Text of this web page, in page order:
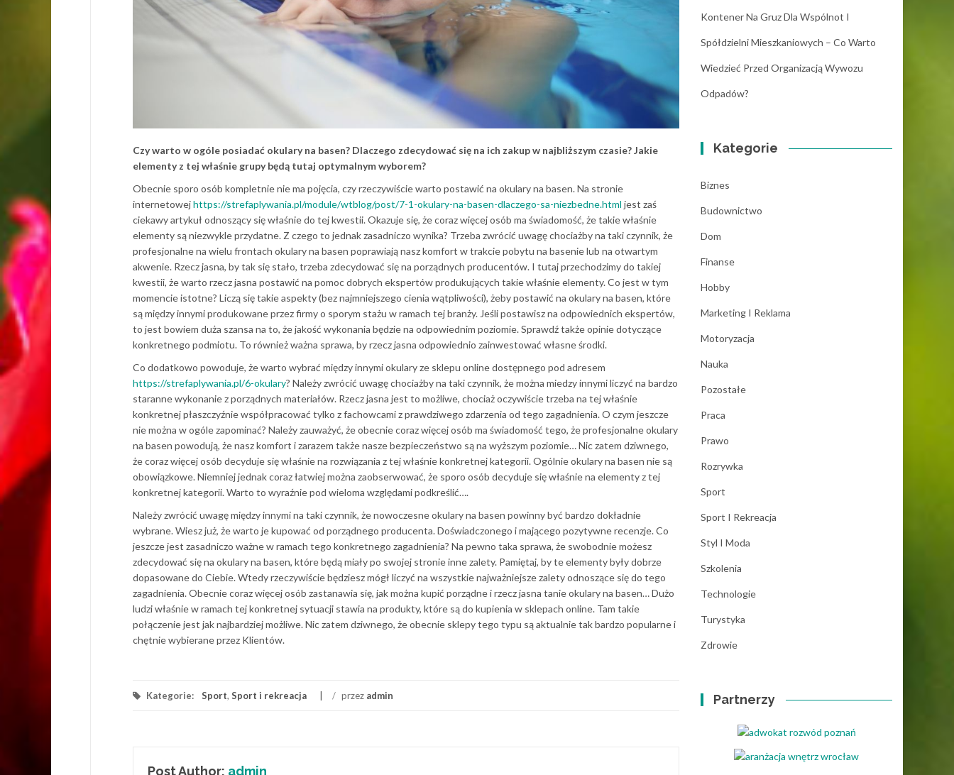
Czy warto w ogóle posiadać okulary na basen? Dlaczego zdecydować się na ich zakup w najbliższym czasie? Jakie
elementy z tej właśnie grupy będą tutaj optymalnym wyborem?
Obecnie sporo osób kompletnie nie ma pojęcia, czy rzeczywiście warto postawić na okulary na basen. Na stronie
internetowejhttps://strefaplywania.pl/module/wtblog/post/7-1-okulary-na-basen-dlaczego-sa-niezbedne.html jest zaś
ciekawy artykuł odnoszący się właśnie do tej kwestii. Okazuje się, że coraz więcej osób ma świadomość, że takie właśnie
elementy są niezwykle przydatne. Z czego to jednak zasadniczo wynika? Trzeba zwrócić uwagę chociażby na taki czynnik, że
profesjonalne na wielu frontach okulary na basen poprawiają nasz komfort w trakcie pobytu na basenie lub na otwartym
akwenie. Rzecz jasna, by tak się stało, trzeba zdecydować się na porządnych producentów. I tutaj przechodzimy do takiej
kwestii, że warto rzecz jasna postawić na pomoc dobrych ekspertów produkujących takie właśnie elementy. Co jest w tym
momencie istotne? Liczą się takie aspekty (bez najmniejszego cienia wątpliwości), żeby postawić na okulary na basen, które
są między innymi produkowane przez firmy o sporym stażu w ramach tej branży. Jeśli postawisz na odpowiednich ekspertów,
to jest bowiem duża szansa na to, że jakość wykonania będzie na odpowiednim poziomie. Sprawdź także opinie dotyczące
konkretnego podmiotu. To również ważna sprawa, by rzecz jasna odpowiednio zainwestować własne środki.
Co dodatkowo powoduje, że warto wybrać między innymi okulary ze sklepu online dostępnego pod adresem
https://strefaplywania.pl/6-okulary? Należy zwrócić uwagę chociażby na taki czynnik, że można miedzy innymi liczyć na bardzo
staranne wykonanie z porządnych materiałów. Rzecz jasna jest to możliwe, chociaż oczywiście trzeba na tej właśnie
konkretnej płaszczyźnie współpracować tylko z fachowcami z prawdziwego zdarzenia od tego zagadnienia. O czym jeszcze
nie można w ogóle zapominać? Należy zauważyć, że obecnie coraz więcej osób ma świadomość tego, że profesjonalne okulary
na basen powodują, że nasz komfort i zarazem także nasze bezpieczeństwo są na wyższym poziomie… Nic zatem dziwnego,
że coraz więcej osób decyduje się właśnie na rozwiązania z tej właśnie konkretnej kategorii. Ogólnie okulary na basen nie są
obowiązkowe. Niemniej jednak coraz łatwiej można zaobserwować, że sporo osób decyduje się właśnie na elementy z tej
konkretnej kategorii. Warto to wyraźnie pod wieloma względami podkreślić….
Należy zwrócić uwagę między innymi na taki czynnik, że nowoczesne okulary na basen powinny być bardzo dokładnie
wybrane. Wiesz już, że warto je kupować od porządnego producenta. Doświadczonego i mającego pozytywne recenzje. Co
jeszcze jest zasadniczo ważne w ramach tego konkretnego zagadnienia? Na pewno taka sprawa, że swobodnie możesz
zdecydować się na okulary na basen, które będą miały po swojej stronie inne zalety. Pamiętaj, by te elementy były dobrze
dopasowane do Ciebie. Wtedy rzeczywiście będziesz mógł liczyć na wszystkie najważniejsze zalety odnoszące się do tego
zagadnienia. Obecnie coraz więcej osób zastanawia się, jak można kupić porządne i rzecz jasna tanie okulary na basen… Dużo
ludzi właśnie w ramach tej konkretnej sytuacji stawia na produkty, które są do kupienia w sklepach online. Tam takie
połączenie jest jak najbardziej możliwe. Nic zatem dziwnego, że obecnie sklepy tego typu są aktualnie tak bardzo popularne i
chętnie wybierane przez Klientów.
Kategorie: Sport, Sport i rekreacja / przez admin
Post Author: admin
Kontener Na Gruz Dla Wspólnot I
Spółdzielni Mieszkaniowych – Co Warto
Wiedzieć Przed Organizacją Wywozu
Odpadów?
Kategorie
Biznes
Budownictwo
Dom
Finanse
Hobby
Marketing I Reklama
Motoryzacja
Nauka
Pozostałe
Praca
Prawo
Rozrywka
Sport
Sport I Rekreacja
Styl I Moda
Szkolenia
Technologie
Turystyka
Zdrowie
Partnerzy